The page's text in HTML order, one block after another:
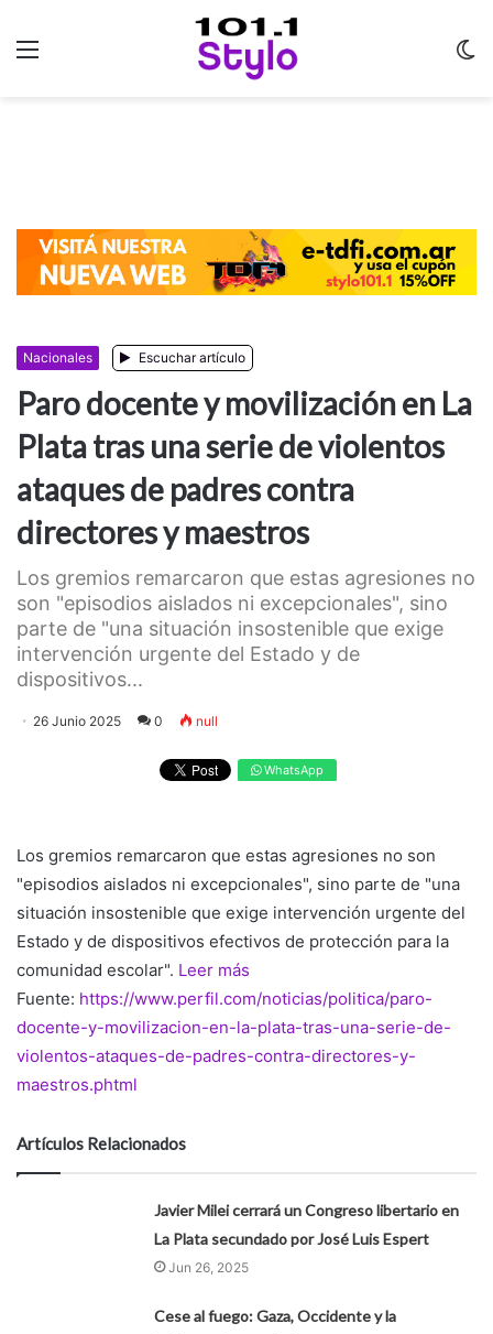
Nacionales Escuchar artículo
Paro docente y movilización en La
Plata tras una serie de violentos
ataques de padres contra
directores y maestros
Los gremios remarcaron que estas agresiones no
son "episodios aislados ni excepcionales", sino
parte de "una situación insostenible que exige
intervención urgente del Estado y de
dispositivos...
26 Junio 2025 0 null
WhatsApp
Los gremios remarcaron que estas agresiones no son
"episodios aislados ni excepcionales", sino parte de "una
situación insostenible que exige intervención urgente del
Estado y de dispositivos efectivos de protección para la
comunidad escolar". Leer más
Fuente: https://www.perfil.com/noticias/politica/paro-
docente-y-movilizacion-en-la-plata-tras-una-serie-de-
violentos-ataques-de-padres-contra-directores-y-
maestros.phtml
Artículos Relacionados
Javier Milei cerrará un Congreso libertario en
La Plata secundado por José Luis Espert
Jun 26, 2025
Cese al fuego: Gaza, Occidente y la